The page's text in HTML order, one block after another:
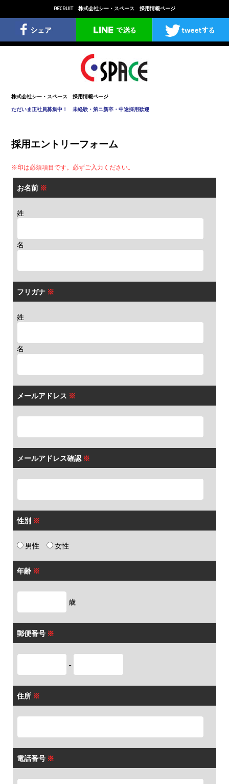
RECRUIT 株式会社シー・スペース 採用情報ページ
株式会社シー・スペース 採用情報ページ
ただいま正社員募集中！ 未経験・第ニ新卒・中途採用歓迎
採用エントリーフォーム
※印は必須項目です。必ずご入力ください。
お名前 ※
姓
名
フリガナ ※
姓
名
メールアドレス ※
メールアドレス確認※
性別 ※
男性 女性
年齢 ※
歳
郵便番号 ※
-
住所 ※
電話番号 ※